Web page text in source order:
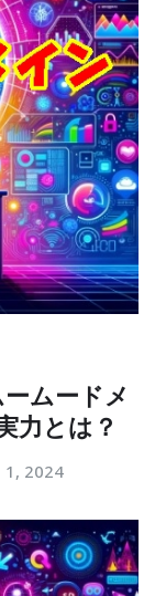
ムードメ
力とは？
1, 2024